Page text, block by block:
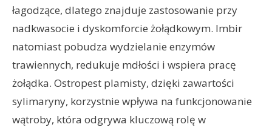
łagodzące, dlatego znajduje zastosowanie przy
nadkwasocie i dyskomforcie żołądkowym. Imbir
natomiast pobudza wydzielanie enzymów
trawiennych, redukuje mdłości i wspiera pracę
żołądka. Ostropest plamisty, dzięki zawartości
sylimaryny, korzystnie wpływa na funkcjonowanie
wątroby, która odgrywa kluczową rolę w